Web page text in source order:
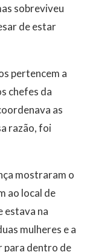
sobreviveu
de estar
pertencem a
chefes da
as
razão, foi
mostraram o
ao local de
estava na
mulheres e a
para dentro de